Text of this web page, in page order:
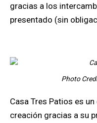
gracias a los
presentado (sin
Photo
Casa Tres Patios es un espacio de encuentro, de
creación gracias a su